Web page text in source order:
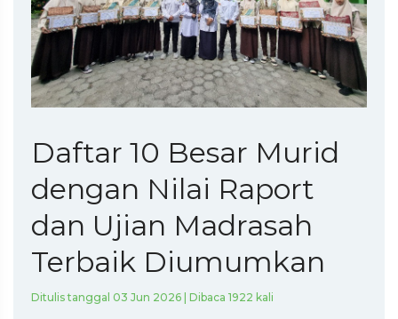
Daftar 10 Besar Murid
dengan Nilai Raport
dan Ujian Madrasah
Terbaik Diumumkan
Ditulis tanggal 03 Jun 2026 | Dibaca 1922 kali